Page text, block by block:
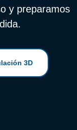
y preparamos
3D